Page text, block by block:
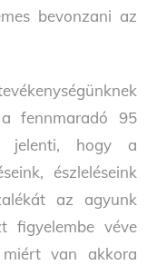
bevonzani az
fennmaradó 95
jelenti, hogy a
észleléseink
az agyunk
figyelembe véve
van akkora